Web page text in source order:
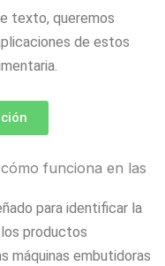
texto, queremos
de estos
funciona en las
para identificar la
productos
máquinas embutidoras